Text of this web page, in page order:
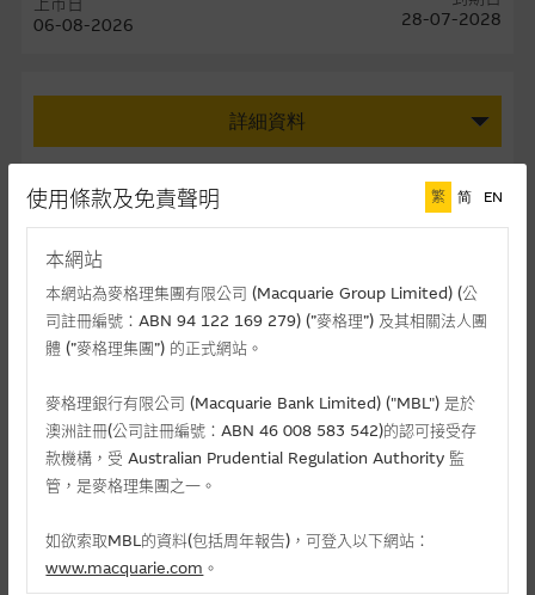
06-08-2026
28-07-2028
詳細資料
免責聲明
價值跟其他影響牛熊證價格因素的變化，而影響牛熊證價值之實際情
況的因素未必全部計算在內。牛熊證計算機只為歐式牛熊證使用。
請注意，牛熊證計算機計算出來的牛熊證理論價值僅供參考及教育用
易。
條款及概況
0.039
相關資產價格
使用條款及免責聲明 繁 简 EN
本網站
本網站為麥格理集團有限公司 (Macquarie Group Limited) (公
司註冊編號：ABN 94 122 169 279) (”麥格理”) 及其相關法人團
體 (”麥格理集團”) 的正式網站。
麥格理銀行有限公司 (Macquarie Bank Limited) ("MBL") 是於
澳洲註冊(公司註冊編號：ABN 46 008 583 542)的認可接受存
款機構，受 Australian Prudential Regulation Authority 監
管，是麥格理集團之一。
如欲索取MBL的資料(包括周年報告)，可登入以下網站：
www.macquarie.com 。